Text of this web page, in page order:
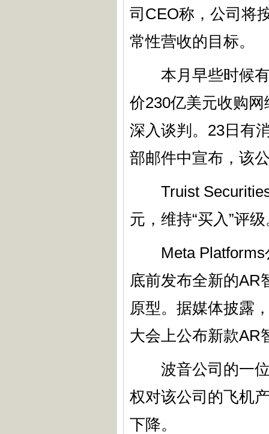
司CEO称，公司将
常性营收的目标。
本月早些时候有
价230亿美元收购
深入谈判。23日有
部邮件中宣布，该
Truist Securities
元，维持“买入”评
Meta Platforms
底前发布全新的AR
原型。据媒体披露
大会上公布新款AR
波音公司的一位
权对该公司的飞机
下降。